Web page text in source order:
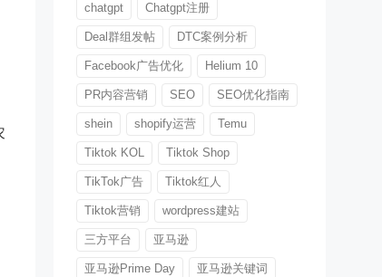
chatgpt Chatgpt注册
Deal群组发帖 DTC案例分析
Facebook广告优化 Helium 10
PR内容营销 SEO SEO优化指南
shein shopify运营 Temu
Tiktok KOL Tiktok Shop
TikTok广告 Tiktok红人
Tiktok营销 wordpress建站
三方平台 亚马逊
亚马逊Prime Day 亚马逊关键词